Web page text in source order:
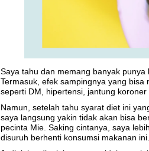
Saya tahu dan memang banyak
Termasuk, efek sampingnya yang bisa
seperti DM, hipertensi, jantung koroner
Namun, setelah tahu syarat diet ini
saya langsung yakin tidak akan bisa
pecinta Mie. Saking cintanya, saya
disuruh berhenti konsumsi makanan ini.